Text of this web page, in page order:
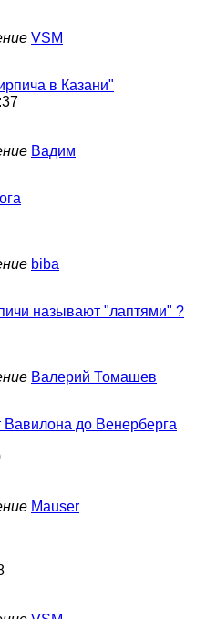
VSM
в Казани"
Вадим
biba
называют "лаптями" ?
Валерий Томашев
Вавилона до Венерберга
Mauser